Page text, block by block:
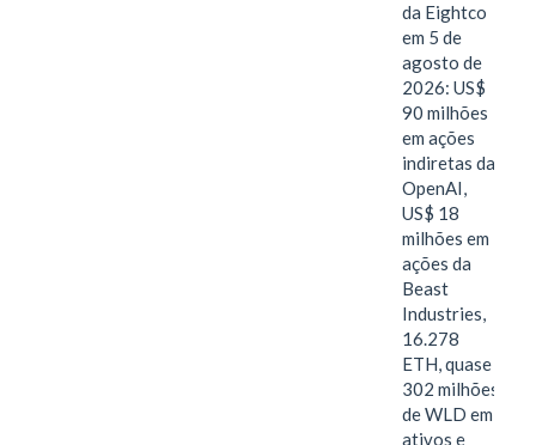
da Eightco
em 5 de
agosto de
2026: US$
90 milhões
em ações
indiretas da
OpenAI,
US$ 18
milhões em
ações da
Beast
Industries,
16.278
ETH, quase
302 milhões
de WLD em
ativos e